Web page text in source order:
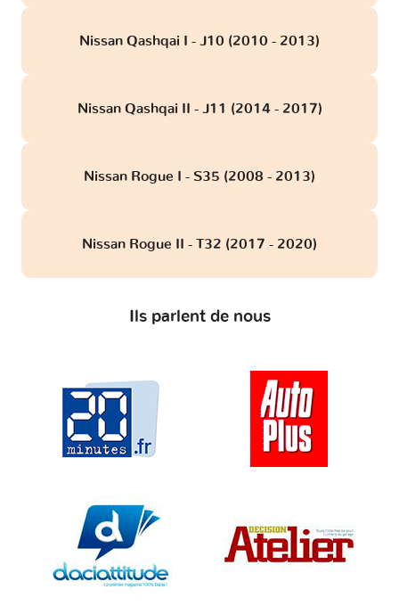
Nissan Qashqai I - J10 (2010 - 2013)
Nissan Qashqai II - J11 (2014 - 2017)
Nissan Rogue I - S35 (2008 - 2013)
Nissan Rogue II - T32 (2017 - 2020)
Ils parlent de nous